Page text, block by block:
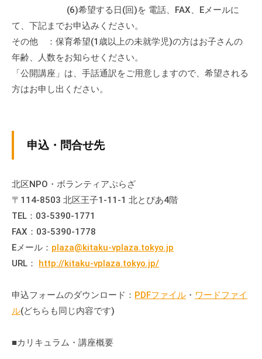
会
場
機
ど
の
お
こ
っ
て
ま
(6)希望する日(回)を 電話、FAX、Eメールに
て、下記までお申込みください。
その他 ：保育希望(1歳以上の未就学児)の方はお子さんの
年齢、人数をお知らせください。
「公開講座」は、手話通訳をご用意しますので、希望される
方はお申し出ください。
申込・問合せ先
北区NPO・ボランティアぷらざ
〒114-8503 北区王子1-11-1 北とぴあ4階
TEL：03-5390-1771
FAX：03-5390-1778
Eメール： plaza@kitaku-vplaza.tokyo.jp
URL： http://kitaku-vplaza.tokyo.jp/
申込フォームのダウンロード： PDFファイル ・ ワードファイ
ル(どちらも同じ内容です)
■カリキュラム・講座概要